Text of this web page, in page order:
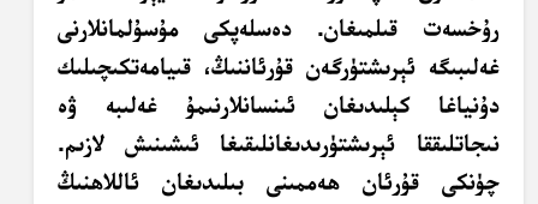
رۇخسەت قىلمىغان. دەسلەپكى مۇسۇلمانلارنى
غەلىبىگە ئېرىشتۈرگەن قۇرئاننىڭ، قىيامەتكىچىلىك
دۇنياغا كېلىدىغان ئىنسانلارنىمۇ غەلىبە ۋە
نىجاتلىققا ئېرىشتۈرىدىغانلىقىغا ئىشىنىش لازىم.
چۈنكى قۇرئان ھەممىنى بىلىدىغان ئاللاھنىڭ